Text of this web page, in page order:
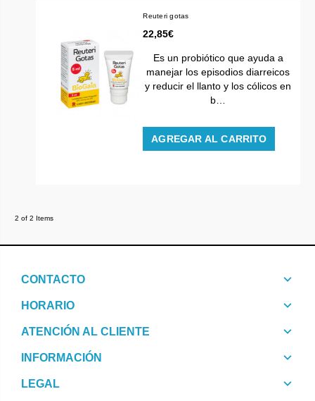
Reuteri gotas
22,85€
Es un probiótico que ayuda a
manejar los episodios diarreicos
y reducir el llanto y los cólicos en
b…
AGREGAR AL CARRITO
2 of 2 Items
CONTACTO
HORARIO
ATENCIÓN AL CLIENTE
INFORMACIÓN
LEGAL